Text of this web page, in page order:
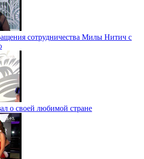
сотрудничества Милы Нитич с
о своей любимой стране